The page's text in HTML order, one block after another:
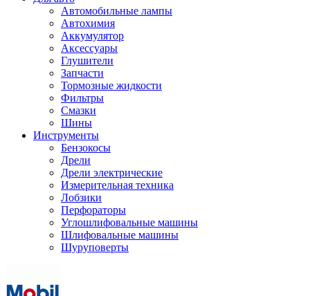
Автомобильные лампы
Автохимия
Аккумулятор
Аксессуары
Глушители
Запчасти
Тормозные жидкости
Фильтры
Смазки
Шины
Инструменты
Бензокосы
Дрели
Дрели электрические
Измерительная техника
Лобзики
Перфораторы
Углошлифовальные машины
Шлифовальные машины
Шуруповерты